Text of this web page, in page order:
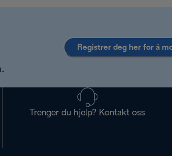
Registrer deg her for å
Trenger du hjelp? Kontakt oss